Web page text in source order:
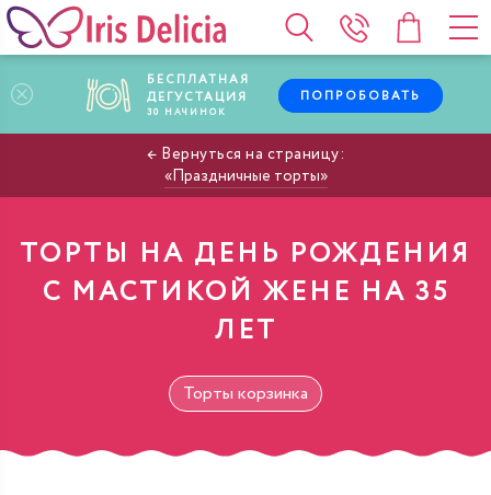
БЕСПЛАТНАЯ
ДЕГУСТАЦИЯ
30 НАЧИНОК
ПОПРОБОВАТЬ
Праздничные торты
ТОРТЫ НА ДЕНЬ РОЖДЕНИЯ
С МАСТИКОЙ ЖЕНЕ НА 35
ЛЕТ
Торты корзинка